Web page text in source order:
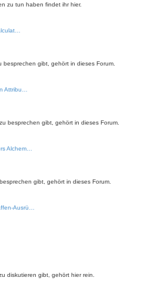
zu tun haben findet ihr hier.
besprechen gibt, gehört in dieses Forum.
Attribu…
besprechen gibt, gehört in dieses Forum.
Alchem…
gibt, gehört in dieses Forum.
Ausrü…
diskutieren gibt, gehört hier rein.